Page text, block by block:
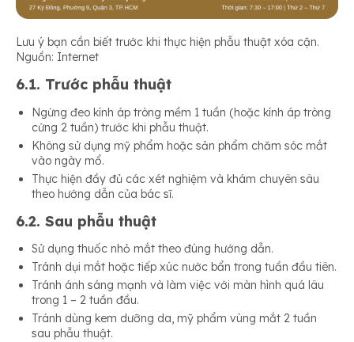
Lưu ý bạn cần biết trước khi thực hiện phẫu thuật xóa cận.
Nguồn: Internet
6.1. Trước phẫu thuật
Ngừng đeo kính áp tròng mềm 1 tuần (hoặc kính áp tròng
cứng 2 tuần) trước khi phẫu thuật.
Không sử dụng mỹ phẩm hoặc sản phẩm chăm sóc mắt
vào ngày mổ.
Thực hiện đầy đủ các xét nghiệm và khám chuyên sâu
theo hướng dẫn của bác sĩ.
6.2. Sau phẫu thuật
Sử dụng thuốc nhỏ mắt theo đúng hướng dẫn.
Tránh dụi mắt hoặc tiếp xúc nước bẩn trong tuần đầu tiên.
Tránh ánh sáng mạnh và làm việc với màn hình quá lâu
trong 1 – 2 tuần đầu.
Tránh dùng kem dưỡng da, mỹ phẩm vùng mắt 2 tuần
sau phẫu thuật.